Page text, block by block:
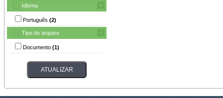
Idioma
Português (2)
Tipo do arquivo
Documento (1)